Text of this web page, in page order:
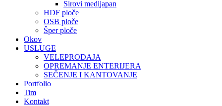
Sirovi medijapan
HDF ploče
OSB ploče
Šper ploče
Okov
USLUGE
VELEPRODAJA
OPREMANJE ENTERIJERA
SEČENJE I KANTOVANJE
Portfolio
Tim
Kontakt